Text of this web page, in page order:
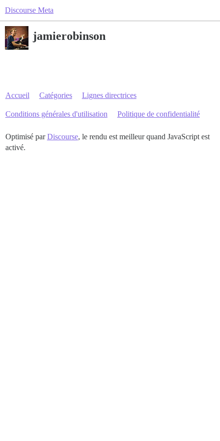
Discourse Meta
jamierobinson
Accueil Catégories Lignes directrices
Conditions générales d'utilisation Politique de confidentialité
Optimisé parDiscourse, le rendu est meilleur quand JavaScript est
activé.